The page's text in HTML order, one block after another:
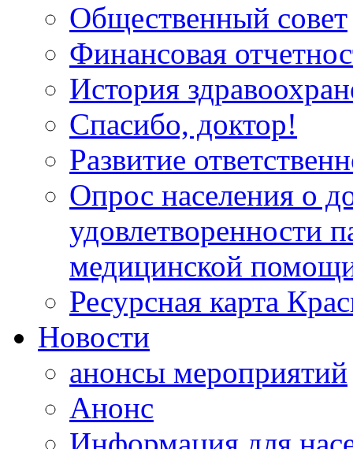
Общественный совет
Финансовая
История
Спасибо, доктор!
Развитие
Опрос населения о
удовлетворенности
медицинской
Ресурсная карта
Новости
анонсы мероприятий
Анонс